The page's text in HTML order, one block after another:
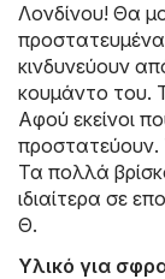
Λονδίνου! Θα
κινδυνεύουν
κουμάντο του.
Αφού εκείνοι
προστατεύουν.
Τα πολλά
ιδιαίτερα σε
Θ.
Υλικό για